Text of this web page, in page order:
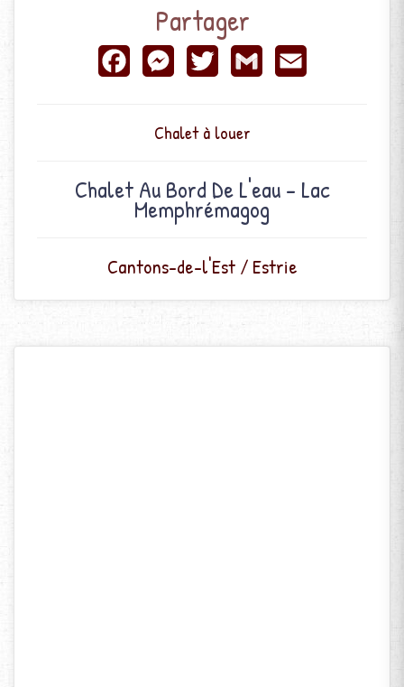
Partager
FacebookMessenger
TwitterGmail Email
Chalet à louer
Chalet Au Bord De L'eau - Lac
Memphrémagog
Cantons-de-l'Est / Estrie